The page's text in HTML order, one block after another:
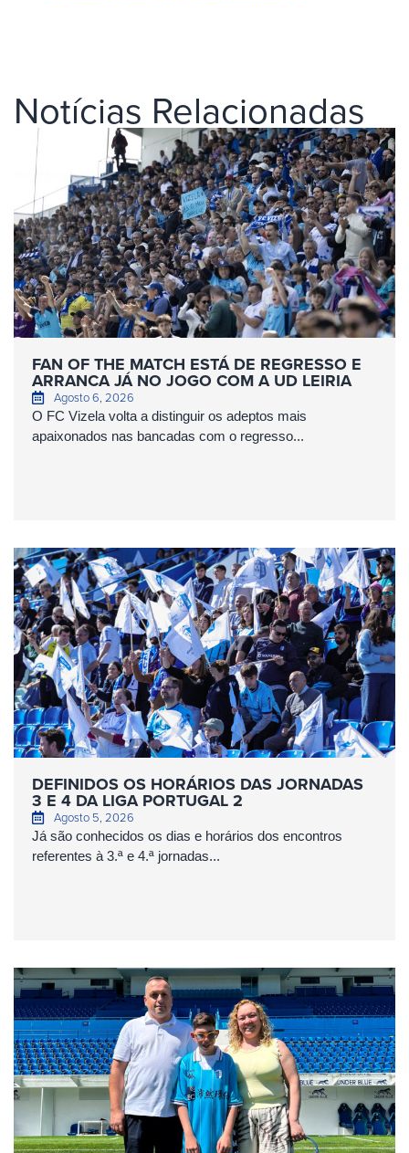
Notícias Relacionadas
FAN OF THE MATCH ESTÁ DE REGRESSO E
ARRANCA JÁ NO JOGO COM A UD LEIRIA
Agosto 6, 2026
O FC Vizela volta a distinguir os adeptos mais
apaixonados nas bancadas com o regresso...
DEFINIDOS OS HORÁRIOS DAS JORNADAS
3 E 4 DA LIGA PORTUGAL 2
Agosto 5, 2026
Já são conhecidos os dias e horários dos encontros
referentes à 3.ª e 4.ª jornadas...